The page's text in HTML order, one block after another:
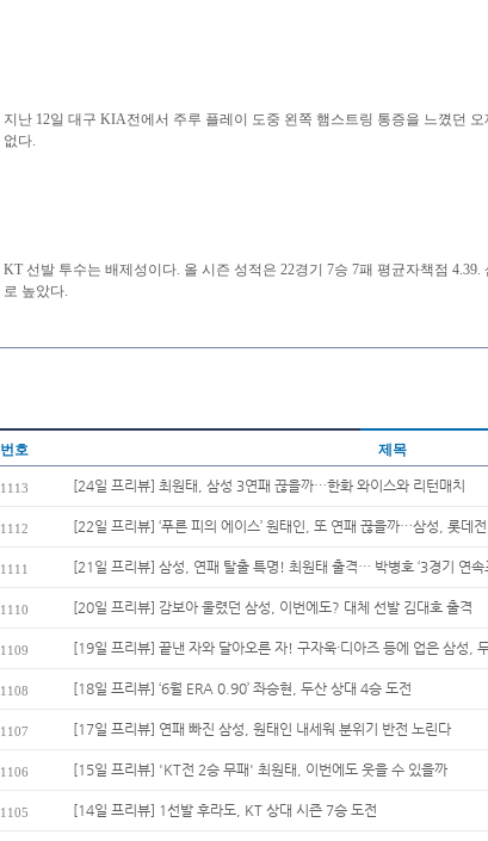
지난 12일 대구 KIA전에서 주루 플레이 도중 왼쪽 햄스트링 통증을 느꼈던
없다.
KT 선발 투수는 배제성이다. 올 시즌 성적은 22경기 7승 7패 평균자책점
로 높았다.
번호 제목
1113 [24일 프리뷰] 최원태, 삼성 3연패 끊을까…한화 와이스와 리턴매치
1112 [22일 프리뷰] ‘푸른 피의 에이스’ 원태인, 또 연패 끊을까…삼성, 롯데전
1111 [21일 프리뷰] 삼성, 연패 탈출 특명! 최원태 출격… 박병호 ‘3경기 연속
1110 [20일 프리뷰] 감보아 울렸던 삼성, 이번에도? 대체 선발 김대호 출격
1109 [19일 프리뷰] 끝낸 자와 달아오른 자! 구자욱·디아즈 등에 업은 삼성,
1108 [18일 프리뷰] ‘6월 ERA 0.90’ 좌승현, 두산 상대 4승 도전
1107 [17일 프리뷰] 연패 빠진 삼성, 원태인 내세워 분위기 반전 노린다
1106 [15일 프리뷰] 'KT전 2승 무패' 최원태, 이번에도 웃을 수 있을까
1105 [14일 프리뷰] 1선발 후라도, KT 상대 시즌 7승 도전